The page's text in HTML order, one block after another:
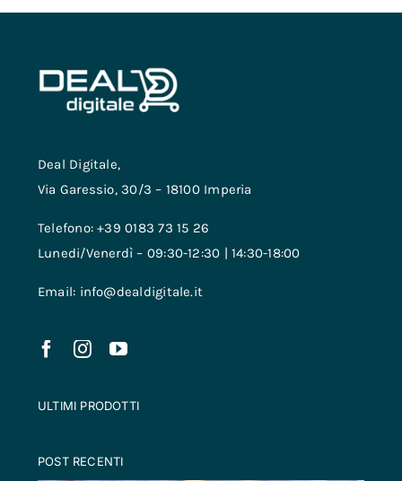
Deal Digitale,
Via Garessio, 30/3 – 18100 Imperia
Telefono: +39 0183 73 15 26
Lunedi/Venerdì – 09:30-12:30 | 14:30-18:00
Email: info@dealdigitale.it
ULTIMI PRODOTTI
POST RECENTI